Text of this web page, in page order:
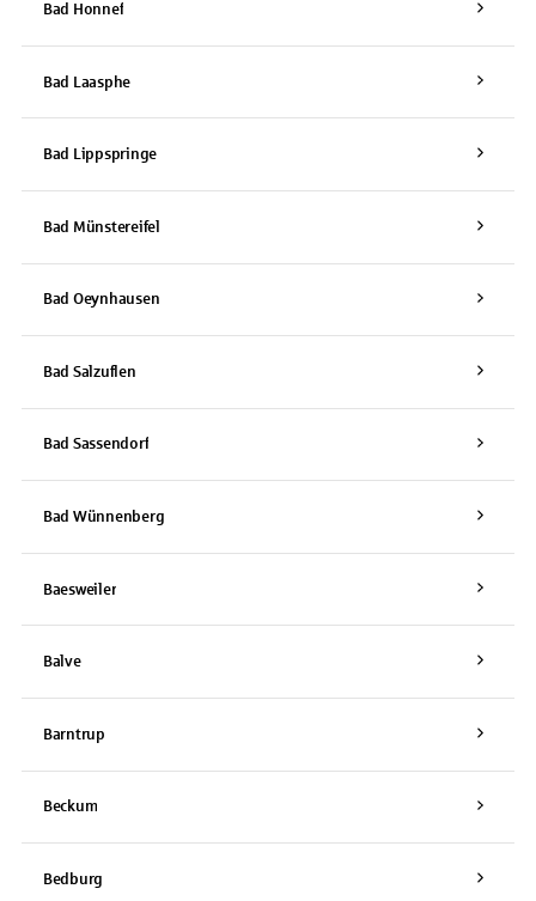
Bad Honnef
Bad Laasphe
Bad Lippspringe
Bad Münstereifel
Bad Oeynhausen
Bad Salzuflen
Bad Sassendorf
Bad Wünnenberg
Baesweiler
Balve
Barntrup
Beckum
Bedburg